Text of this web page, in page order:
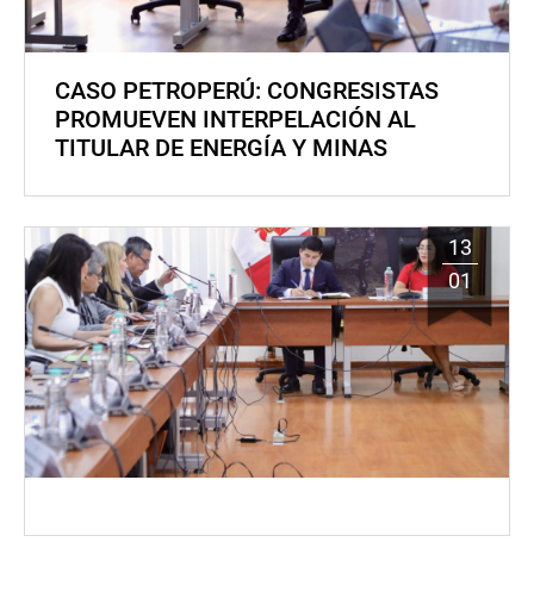
CASO PETROPERÚ: CONGRESISTAS
PROMUEVEN INTERPELACIÓN AL
TITULAR DE ENERGÍA Y MINAS
13
01